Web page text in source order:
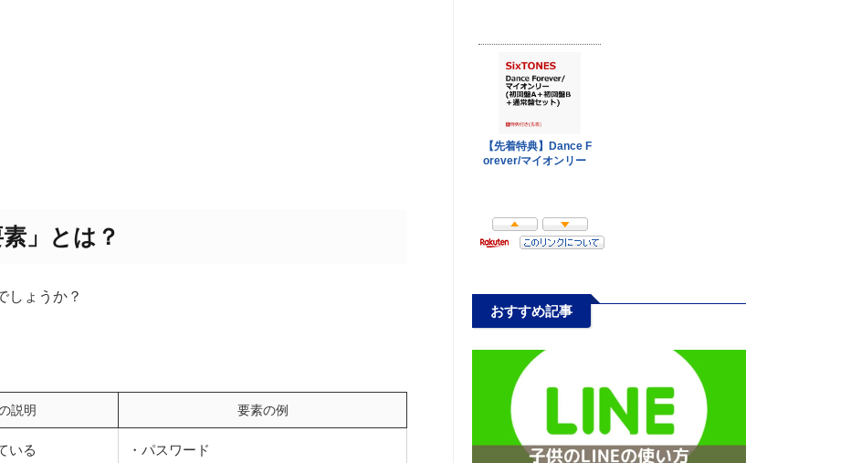
」とは？
しょうか？
説明 要素の例
いる
・パスワード
おすすめ記事